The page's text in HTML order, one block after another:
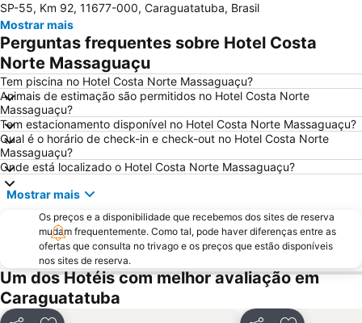
Praia do Itaguá
Martim de Sá
Praia do Curral
Praia Domingas Dias
Praia da Feiticeira
Ilha do Prumirim
Caraguá Praia
Vermelha do Norte
Praia do Bonete
Aquário de Ubatuba
Praia de Toque Toque Grande
Projeto Tamar Ubatuba
SP-55, Km 92, 11677-000, Caraguatatuba, Brasil
Mostrar mais
Perguntas frequentes sobre Hotel Costa
Norte Massaguaçu
Tem piscina no Hotel Costa Norte Massaguaçu?
Animais de estimação são permitidos no Hotel Costa Norte
Massaguaçu?
Tem estacionamento disponível no Hotel Costa Norte Massaguaçu?
Qual é o horário de check-in e check-out no Hotel Costa Norte
Massaguaçu?
Onde está localizado o Hotel Costa Norte Massaguaçu?
Mostrar mais
Os preços e a disponibilidade que recebemos dos sites de reserva
mudam frequentemente. Como tal, pode haver diferenças entre as
ofertas que consulta no trivago e os preços que estão disponíveis
nos sites de reserva.
Um dos Hotéis com melhor avaliação em
Caraguatatuba